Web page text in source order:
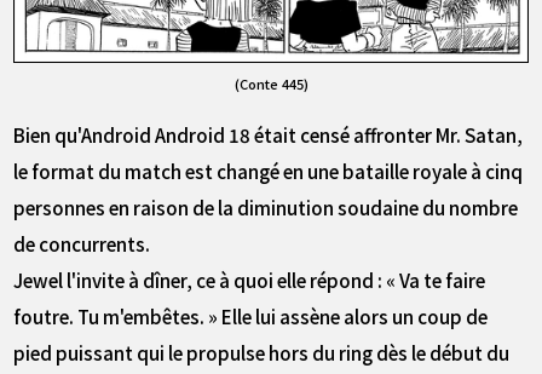
(Conte 445)
Bien qu'Android Android 18 était censé affronter Mr. Satan,
le format du match est changé en une bataille royale à cinq
personnes en raison de la diminution soudaine du nombre
de concurrents.
Jewel l'invite à dîner, ce à quoi elle répond : « Va te faire
foutre. Tu m'embêtes. » Elle lui assène alors un coup de
pied puissant qui le propulse hors du ring dès le début du